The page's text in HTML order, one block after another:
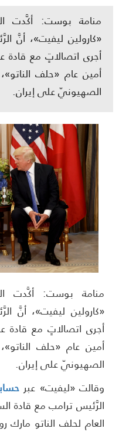
منامة بوست: أكَّدت
«كارولين ليفيت»، أنَّ
أجرى اتصالاتٍ مع قادة
أمين عام «حلف الناتو»،
الصهيونيّ على إيران.
بوست: أكَّدت
ليفيت»، أنَّ
اتصالاتٍ مع قادة عددٍ
عام «حلف الناتو»،
على إيران.
«ليفيت» عبر حسابها
ترامب مع قادة
لحلف الناتو مارك